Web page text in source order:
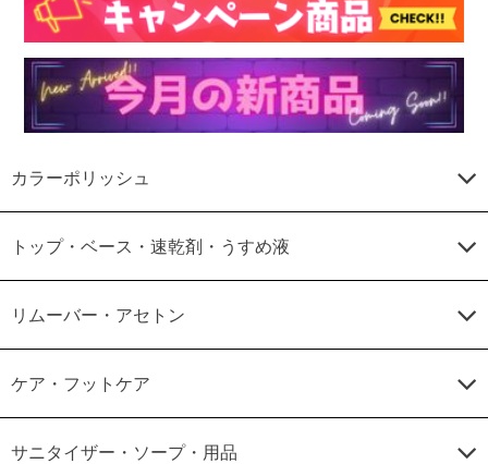
カラーポリッシュ
トップ・ベース・速乾剤・うすめ液
リムーバー・アセトン
ケア・フットケア
サニタイザー・ソープ・用品